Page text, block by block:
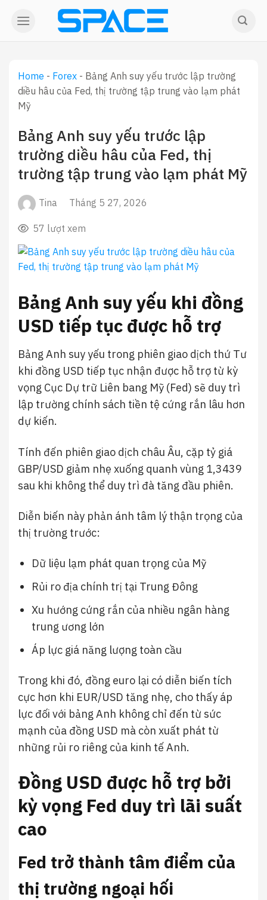
Home - Forex - Bảng Anh suy yếu trước lập trường
diều hâu của Fed, thị trường tập trung vào lạm phát
Mỹ
Bảng Anh suy yếu trước lập
trường diều hâu của Fed, thị
trường tập trung vào lạm phát Mỹ
Tina Tháng 5 27, 2026
57 lượt xem
Bảng Anh suy yếu khi đồng
USD tiếp tục được hỗ trợ
Bảng Anh suy yếu trong phiên giao dịch thứ Tư
khi đồng USD tiếp tục nhận được hỗ trợ từ kỳ
vọng Cục Dự trữ Liên bang Mỹ (Fed) sẽ duy trì
lập trường chính sách tiền tệ cứng rắn lâu hơn
dự kiến.
Tính đến phiên giao dịch châu Âu, cặp tỷ giá
GBP/USD giảm nhẹ xuống quanh vùng 1,3439
sau khi không thể duy trì đà tăng đầu phiên.
Diễn biến này phản ánh tâm lý thận trọng của
thị trường trước:
Dữ liệu lạm phát quan trọng của Mỹ
Rủi ro địa chính trị tại Trung Đông
Xu hướng cứng rắn của nhiều ngân hàng
trung ương lớn
Áp lực giá năng lượng toàn cầu
Trong khi đó, đồng euro lại có diễn biến tích
cực hơn khi EUR/USD tăng nhẹ, cho thấy áp
lực đối với bảng Anh không chỉ đến từ sức
mạnh của đồng USD mà còn xuất phát từ
những rủi ro riêng của kinh tế Anh.
Đồng USD được hỗ trợ bởi
kỳ vọng Fed duy trì lãi suất
cao
Fed trở thành tâm điểm của
thị trường ngoại hối